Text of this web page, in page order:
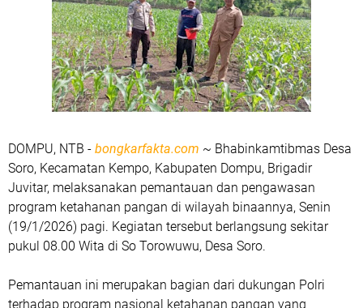
DOMPU, NTB - bongkarfakta.com ~ Bhabinkamtibmas Desa
Soro, Kecamatan Kempo, Kabupaten Dompu, Brigadir
Juvitar, melaksanakan pemantauan dan pengawasan
program ketahanan pangan di wilayah binaannya, Senin
(19/1/2026) pagi. Kegiatan tersebut berlangsung sekitar
pukul 08.00 Wita di So Torowuwu, Desa Soro.
Pemantauan ini merupakan bagian dari dukungan Polri
terhadap program nasional ketahanan pangan yang